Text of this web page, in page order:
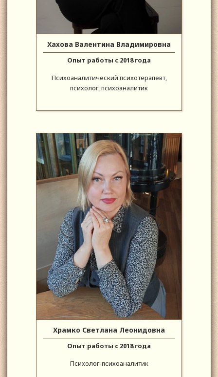
Хахова Валентина Владимировна
Опыт работы с 2018 года
Психоаналитический психотерапевт,
психолог, психоаналитик
Храмко Светлана Леонидовна
Опыт работы с 2018 года
Психолог-психоаналитик